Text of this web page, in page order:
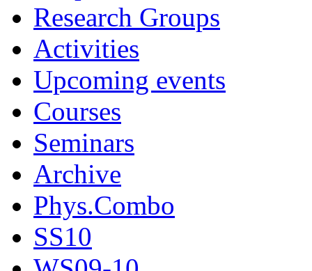
Research Groups
Activities
Upcoming events
Courses
Seminars
Archive
Phys.Combo
SS10